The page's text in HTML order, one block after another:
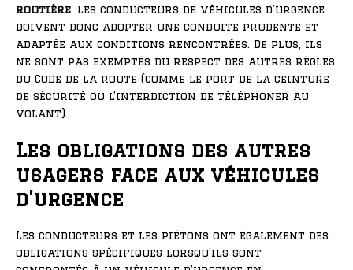
routière. Les conducteurs de véhicules d’urgence
doivent donc adopter une conduite prudente et
adaptée aux conditions rencontrées. De plus, ils
ne sont pas exemptés du respect des autres règles
du Code de la route (comme le port de la ceinture
de sécurité ou l’interdiction de téléphoner au
volant).
Les obligations des autres
usagers face aux véhicules
d’urgence
Les conducteurs et les piétons ont également des
obligations spécifiques lorsqu’ils sont